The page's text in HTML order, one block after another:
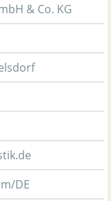
& Co. KG
DE